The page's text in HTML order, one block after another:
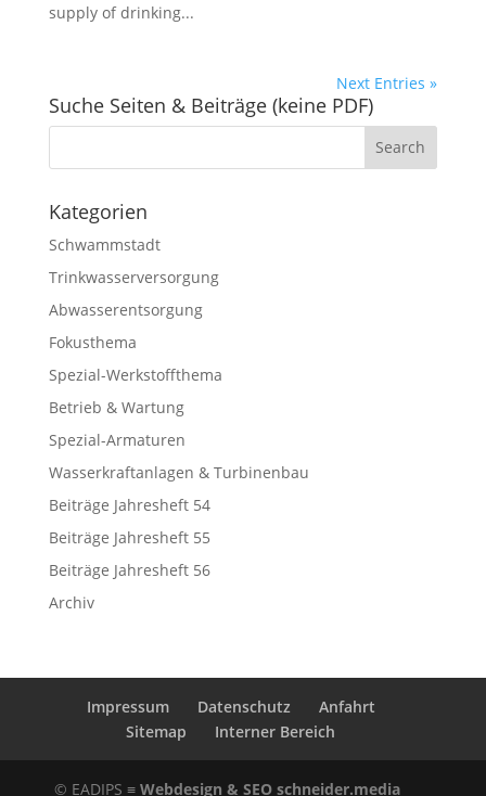
supply of drinking...
Next Entries »
Suche Seiten & Beiträge (keine PDF)
Kategorien
Schwammstadt
Trinkwasserversorgung
Abwasserentsorgung
Fokusthema
Spezial-Werkstoffthema
Betrieb & Wartung
Spezial-Armaturen
Wasserkraftanlagen & Turbinenbau
Beiträge Jahresheft 54
Beiträge Jahresheft 55
Beiträge Jahresheft 56
Archiv
Impressum Datenschutz
Anfahrt
Sitemap
Interner Bereich
© EADIPS ≡Webdesign & SEO schneider.media